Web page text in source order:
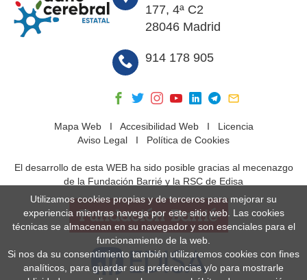
177, 4ª C2
28046 Madrid
914 178 905
Mapa WebI Accesibilidad WebI Licencia
Aviso Legal I Política de Cookies
El desarrollo de esta WEB ha sido posible gracias al mecenazgo
de la Fundación Barrié y la RSC de Edisa
Utilizamos cookies propias y de terceros para mejorar su
experiencia mientras navega por este sitio web. Las cookies
técnicas se almacenan en su navegador y son esenciales para el
funcionamiento de la web.
Si nos da su consentimiento también utilizaremos cookies con fines
analíticos, para guardar sus preferencias y/o para mostrarle